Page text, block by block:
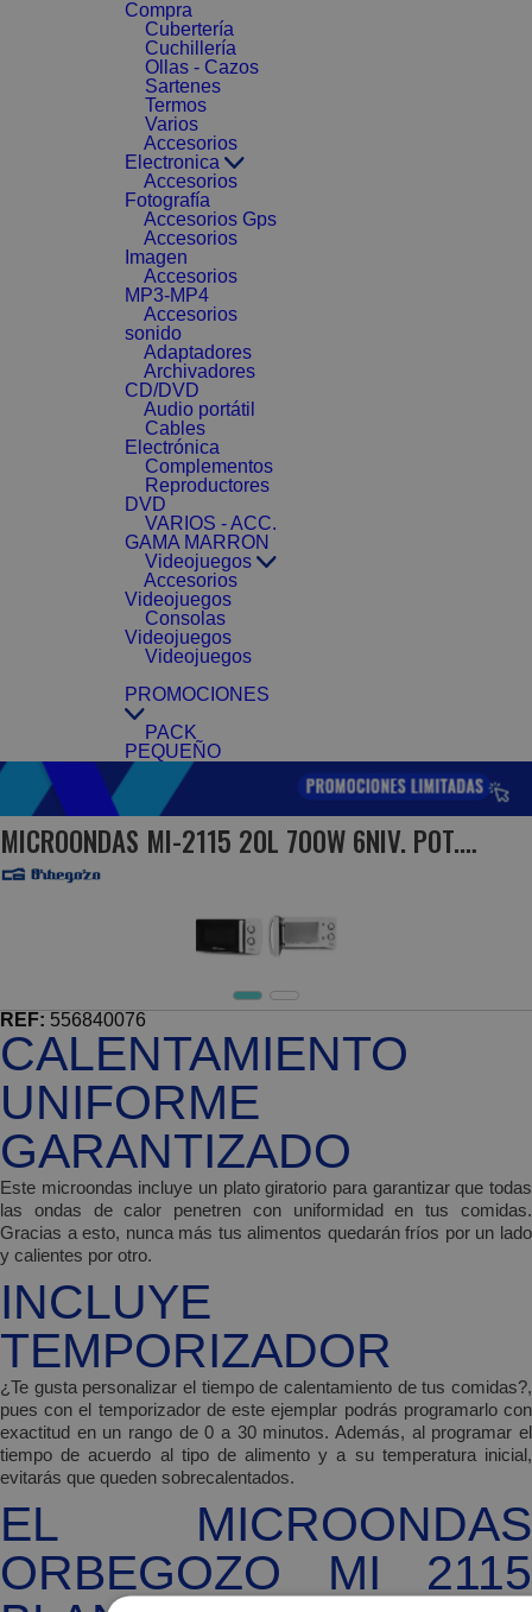
Compra
Cubertería
Cuchillería
Ollas - Cazos
Sartenes
Termos
Varios
Accesorios
Electronica
Accesorios
Fotografía
Accesorios Gps
Accesorios
Imagen
Accesorios
MP3-MP4
Accesorios
sonido
Adaptadores
Archivadores
CD/DVD
Audio portátil
Cables
Electrónica
Complementos
Reproductores
DVD
VARIOS - ACC.
GAMA MARRON
Videojuegos
Accesorios
Videojuegos
Consolas
Videojuegos
Videojuegos
PROMOCIONES
PACK
PEQUEÑO
MICROONDAS MI-2115 20L 700W 6NIV. POT.
44,6X24,3X35,3 DESCONG.
REF: 556840076
CALENTAMIENTO
UNIFORME
GARANTIZADO
Este microondas incluye un plato giratorio para garantizar que todas
las ondas de calor penetren con uniformidaden tus comidas.
Gracias a esto, nunca más tus alimentos quedarán fríos por un lado
y calientes por otro.
INCLUYE
TEMPORIZADOR
¿Te gusta personalizar el tiempo de calentamiento de tus comidas?,
pues con el temporizador de este ejemplar podrás programarlo con
exactitud en un rango de 0 a 30 minutos. Además, al programar el
tiempo de acuerdo al tipo de alimento y a su temperatura inicial,
evitarás que queden sobrecalentados.
EL MICROONDAS
ORBEGOZO MI 2115